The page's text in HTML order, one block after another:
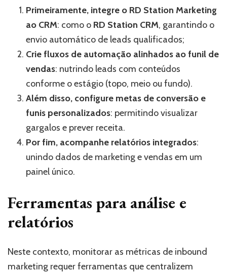
Primeiramente, integre o RD Station Marketing
ao CRM: como o RD Station CRM, garantindo o
envio automático de leads qualificados;
Crie fluxos de automação alinhados ao funil de
vendas: nutrindo leads com conteúdos
conforme o estágio (topo, meio ou fundo).
Além disso, configure metas de conversão e
funis personalizados: permitindo visualizar
gargalos e prever receita.
Por fim, acompanhe relatórios integrados:
unindo dados de marketing e vendas em um
painel único.
Ferramentas para análise e
relatórios
Neste contexto, monitorar as métricas de inbound
marketing requer ferramentas que centralizem